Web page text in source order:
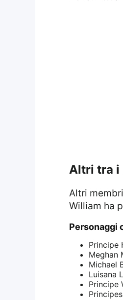
altri tra
Altri membri della famiglia reale hanno anch’essi condiviso tributi speciali per San Valentino. Ad esempio, il Principe
William ha
Principe
Meghan
Michael
Luisana
Principe